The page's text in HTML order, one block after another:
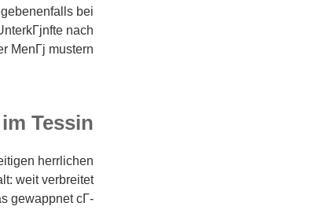
bei
nach
MenГј mustern.
Tessin
herrlichen
weit verbreitet
gewappnet cГ­